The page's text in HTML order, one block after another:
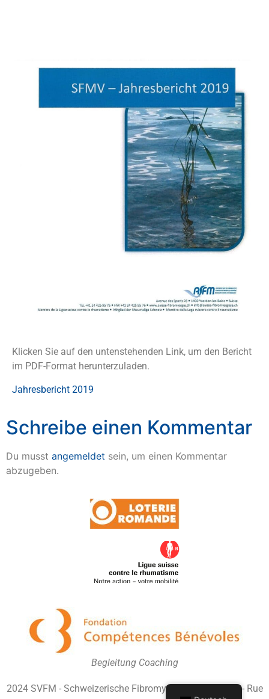
Klicken Sie auf den untenstehenden Link, um den Bericht
im PDF-Format herunterzuladen.
Jahresbericht 2019
Schreibe einen Kommentar
Du musst angemeldet sein, um einen Kommentar
abzugeben.
Begleitung Coaching
2024 SVFM - Schweizerische Fibromyalgie-Vereinigung - Rue